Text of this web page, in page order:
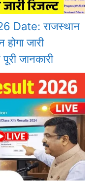
Date: राजस्थान
होगा जारी
जानकारी